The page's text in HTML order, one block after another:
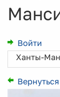
Войти
Ханты-